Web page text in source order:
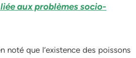
aux problèmes socio-
l’existence des poissons